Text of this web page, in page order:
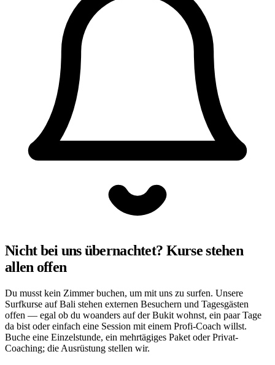
Nicht bei uns übernachtet? Kurse stehen
allen offen
Du musst kein Zimmer buchen, um mit uns zu surfen. Unsere
Surfkurse auf Bali stehen externen Besuchern und Tagesgästen
offen — egal ob du woanders auf der Bukit wohnst, ein paar Tage
da bist oder einfach eine Session mit einem Profi-Coach willst.
Buche eine Einzelstunde, ein mehrtägiges Paket oder Privat-
Coaching; die Ausrüstung stellen wir.